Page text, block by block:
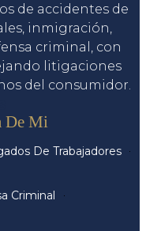
de accidentes de
inmigración,
criminal, con
litigaciones
del consumidor.
De Mi
De Trabajadores
Criminal